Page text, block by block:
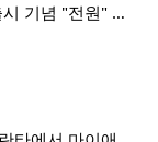
[올영 1위 디바이스 크라이오 소닉] 미국 출시 기념 "전원" 증정 이벤트, 참여 부탁드립니다.